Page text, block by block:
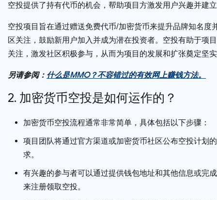
空投提供了持有代币的机会，帮助项目方激发用户兴趣并建
空投项目旨在通过赠送免费代币/加密货币来提升品牌知名度
区关注，鼓励新用户加入并成为潜在投资者。空投有助于项
关注，激发社区积极参与，从而为项目的发展和扩张奠定坚
另请参阅： 什么是MMO？不容错过的有效网上赚钱方法。
2. 加密货币空投是如何运作的？
加密货币空投流程通常非常简单，具体包括以下步骤：
项目团队将通过官方渠道或加密货币社区公布空投计划
求。
有兴趣的参与者可以通过提供钱包地址和其他信息或完
来注册领取空投。